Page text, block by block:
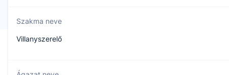
Szakma neve
Villanyszerelő